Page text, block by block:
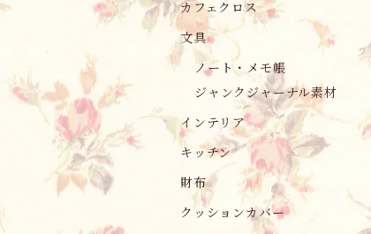
カフェクロス
文具
ノート・メモ帳
ジャンクジャーナル素材
インテリア
キッチン
財布
クッションカバー